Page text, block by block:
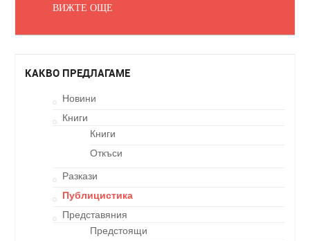
ВИЖТЕ ОЩЕ
КАКВО ПРЕДЛАГАМЕ
Новини
Книги
Книги
Откъси
Разкази
Публицистика
Представяния
Предстоящи